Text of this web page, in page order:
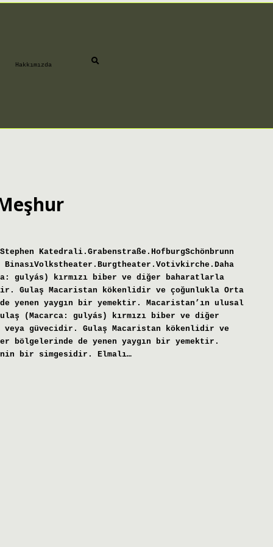
Hakkımızda
Katedrali.Grabenstraße.HofburgSchönbrunn
gulyás) kırmızı biber ve diğer baharatlarla
Gulaş Macaristan kökenlidir ve çoğunlukla Orta
yenen yaygın bir yemektir. Macaristan’ın ulusal
(Macarca: gulyás) kırmızı biber ve diğer
güvecidir. Gulaş Macaristan kökenlidir ve
bölgelerinde de yenen yaygın bir yemektir.
bir simgesidir. Elmalı…